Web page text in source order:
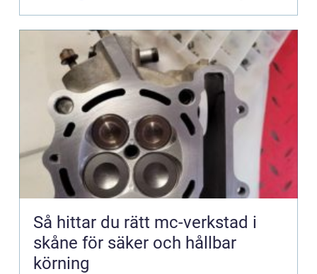
Så hittar du rätt mc-verkstad i
skåne för säker och hållbar
körning